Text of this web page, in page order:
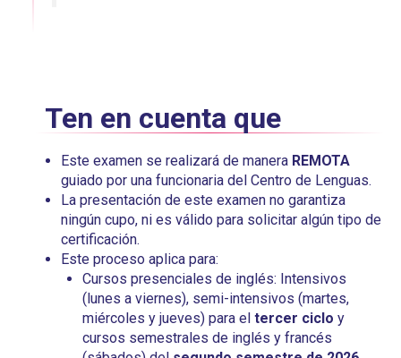
Ten en cuenta que
Este examen se realizará de manera REMOTA
guiado por una funcionaria del Centro de Lenguas.
La presentación de este examen no garantiza
ningún cupo, ni es válido para solicitar algún tipo de
certificación.
Este proceso aplica para:
Cursos presenciales de inglés: Intensivos
(lunes a viernes), semi-intensivos (martes,
miércoles y jueves) para el tercer ciclo y
cursos semestrales de inglés y francés